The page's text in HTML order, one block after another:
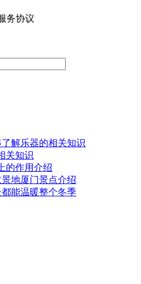
务协议
解乐器的相关知识
关知识
的作用介绍
地厦门景点介绍
能温暖整个冬季